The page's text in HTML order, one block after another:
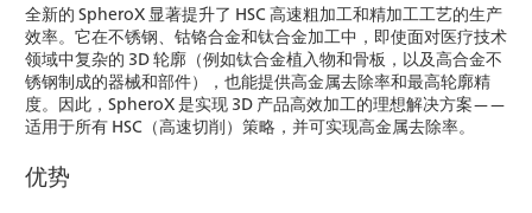
全新的 SpheroX 显著提升了 HSC 高速粗加工和精加工工艺的生产
效率。它在不锈钢、钴铬合金和钛合金加工中，即使面对医疗技术
领域中复杂的 3D 轮廓（例如钛合金植入物和骨板，以及高合金不
锈钢制成的器械和部件），也能提供高金属去除率和最高轮廓精
度。因此，SpheroX 是实现 3D 产品高效加工的理想解决方案——
适用于所有 HSC（高速切削）策略，并可实现高金属去除率。
优势